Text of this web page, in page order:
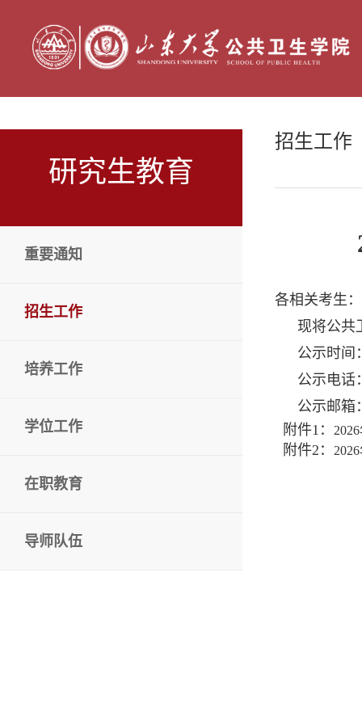
研究生教育
重要通知
招生工作
培养工作
学位工作
在职教育
导师队伍
招生工作
各相关考生：
现将公共
公示时间
公示电话
公示邮箱
附件1：
附件2：